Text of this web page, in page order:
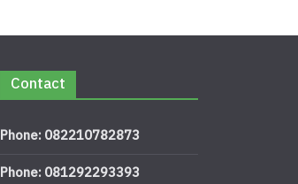
Contact
Phone: 082210782873
Phone: 081292293393